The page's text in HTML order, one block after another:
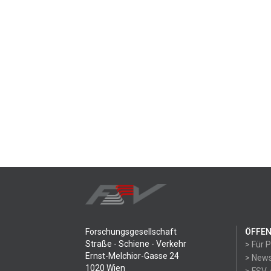
Forschungsgesellschaft
Straße - Schiene - Verkehr
Ernst-Melchior-Gasse 24
1020 Wien
> Für
>